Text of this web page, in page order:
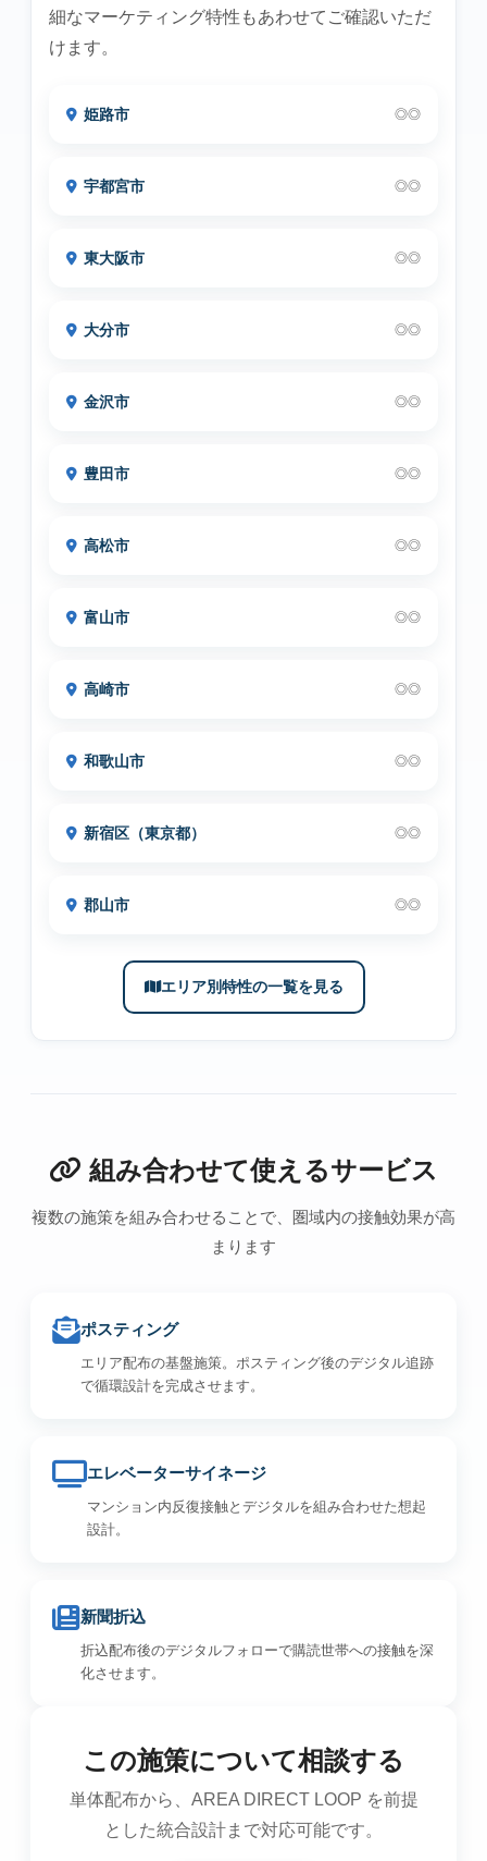
細なマーケティング特性もあわせてご確認いただ
けます。
姫路市 ◎◎
宇都宮市 ◎◎
東大阪市 ◎◎
大分市 ◎◎
金沢市 ◎◎
豊田市 ◎◎
高松市 ◎◎
富山市 ◎◎
高崎市 ◎◎
和歌山市 ◎◎
新宿区（東京都） ◎◎
郡山市 ◎◎
エリア別特性の一覧を見る
組み合わせて使えるサービス
複数の施策を組み合わせることで、圏域内の接触効果が高
まります
ポスティング
エリア配布の基盤施策。ポスティング後のデジタル追跡
で循環設計を完成させます。
エレベーターサイネージ
マンション内反復接触とデジタルを組み合わせた想起
設計。
新聞折込
折込配布後のデジタルフォローで購読世帯への接触を深
化させます。
この施策について相談する
単体配布から、AREA DIRECT LOOP を前提
とした統合設計まで対応可能です。